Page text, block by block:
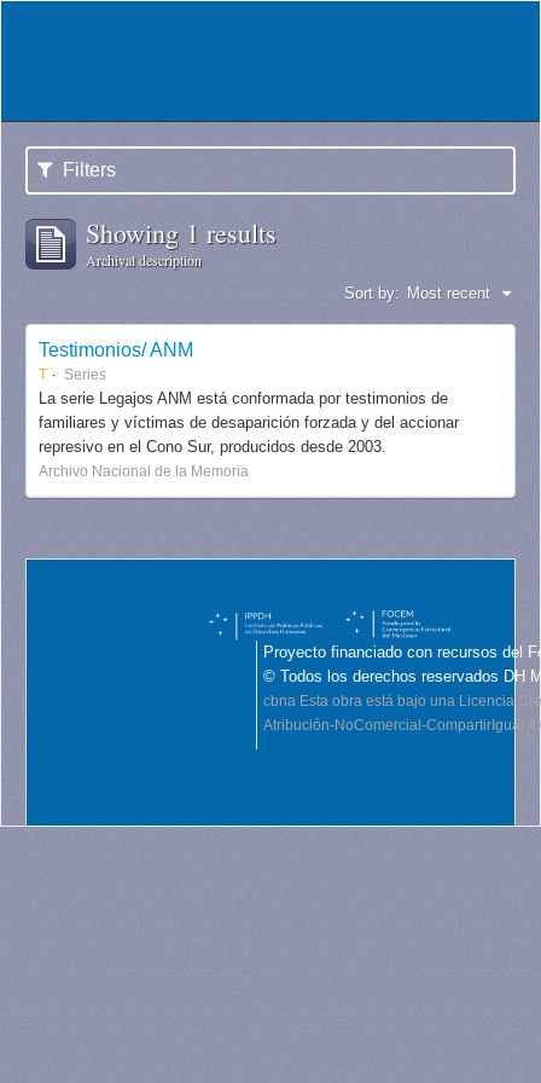
Filters
Showing 1 results
Archival description
Sort by: Most recent
Testimonios/ ANM
T Series
La serie Legajos ANM está conformada por testimonios de
familiares y víctimas de desaparición forzada y del accionar
represivo en el Cono Sur, producidos desde 2003.
Archivo Nacional de la Memoria
Proyecto financiado con recursos del
© Todos los derechos reservados DH
cbna Esta obra está bajo una Licencia
Atribución-NoComercial-CompartirIgual